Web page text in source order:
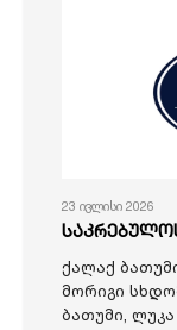
23 ივლისი 2026
ქალაქ
მორიგი
ბათუმი,